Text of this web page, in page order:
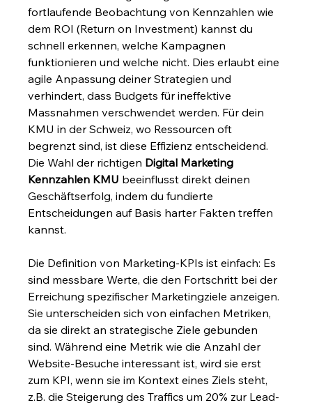
fortlaufende Beobachtung von Kennzahlen wie
dem ROI (Return on Investment) kannst du
schnell erkennen, welche Kampagnen
funktionieren und welche nicht. Dies erlaubt eine
agile Anpassung deiner Strategien und
verhindert, dass Budgets für ineffektive
Massnahmen verschwendet werden. Für dein
KMU in der Schweiz, wo Ressourcen oft
begrenzt sind, ist diese Effizienz entscheidend.
Die Wahl der richtigen Digital Marketing
Kennzahlen KMU beeinflusst direkt deinen
Geschäftserfolg, indem du fundierte
Entscheidungen auf Basis harter Fakten treffen
kannst.
Die Definition von Marketing-KPIs ist einfach: Es
sind messbare Werte, die den Fortschritt bei der
Erreichung spezifischer Marketingziele anzeigen.
Sie unterscheiden sich von einfachen Metriken,
da sie direkt an strategische Ziele gebunden
sind. Während eine Metrik wie die Anzahl der
Website-Besuche interessant ist, wird sie erst
zum KPI, wenn sie im Kontext eines Ziels steht,
z.B. die Steigerung des Traffics um 20% zur Lead-